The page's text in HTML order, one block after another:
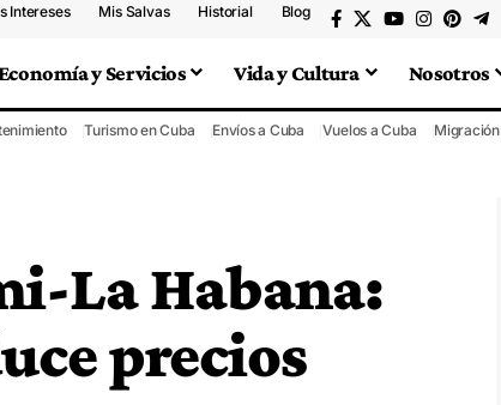
Intereses Mis Salvas Historial Blog
y Servicios Vida y Cultura Nosotros
Turismo en Cuba Envíos a Cuba Vuelos a Cuba Migración
La Habana:
precios